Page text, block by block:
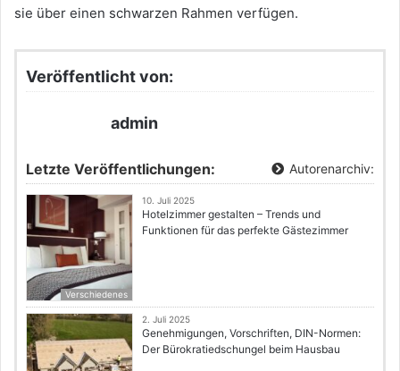
sie über einen schwarzen Rahmen verfügen.
Veröffentlicht von:
admin
Letzte Veröffentlichungen: Autorenarchiv:
Verschiedenes
10. Juli 2025
Hotelzimmer gestalten – Trends und
Funktionen für das perfekte Gästezimmer
2. Juli 2025
Genehmigungen, Vorschriften, DIN-Normen:
Der Bürokratiedschungel beim Hausbau